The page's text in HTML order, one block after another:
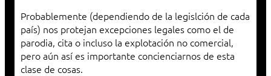
Probablemente (dependiendo de la legislción de cada
país) nos protejan excepciones legales como el de
parodia, cita o incluso la explotación no comercial,
pero aún así es importante concienciarnos de esta
clase de cosas.